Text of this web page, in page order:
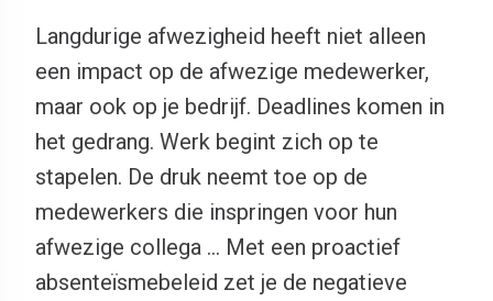
Langdurige afwezigheid heeft niet alleen
een impact op de afwezige medewerker,
maar ook op je bedrijf. Deadlines komen in
het gedrang. Werk begint zich op te
stapelen. De druk neemt toe op de
medewerkers die inspringen voor hun
afwezige collega … Met een proactief
absenteïsmebeleid zet je de negatieve